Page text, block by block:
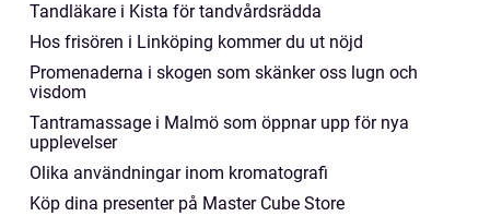
Tandläkare i Kista för tandvårdsrädda
Hos frisören i Linköping kommer du ut nöjd
Promenaderna i skogen som skänker oss lugn och
visdom
Tantramassage i Malmö som öppnar upp för nya
upplevelser
Olika användningar inom kromatografi
Köp dina presenter på Master Cube Store